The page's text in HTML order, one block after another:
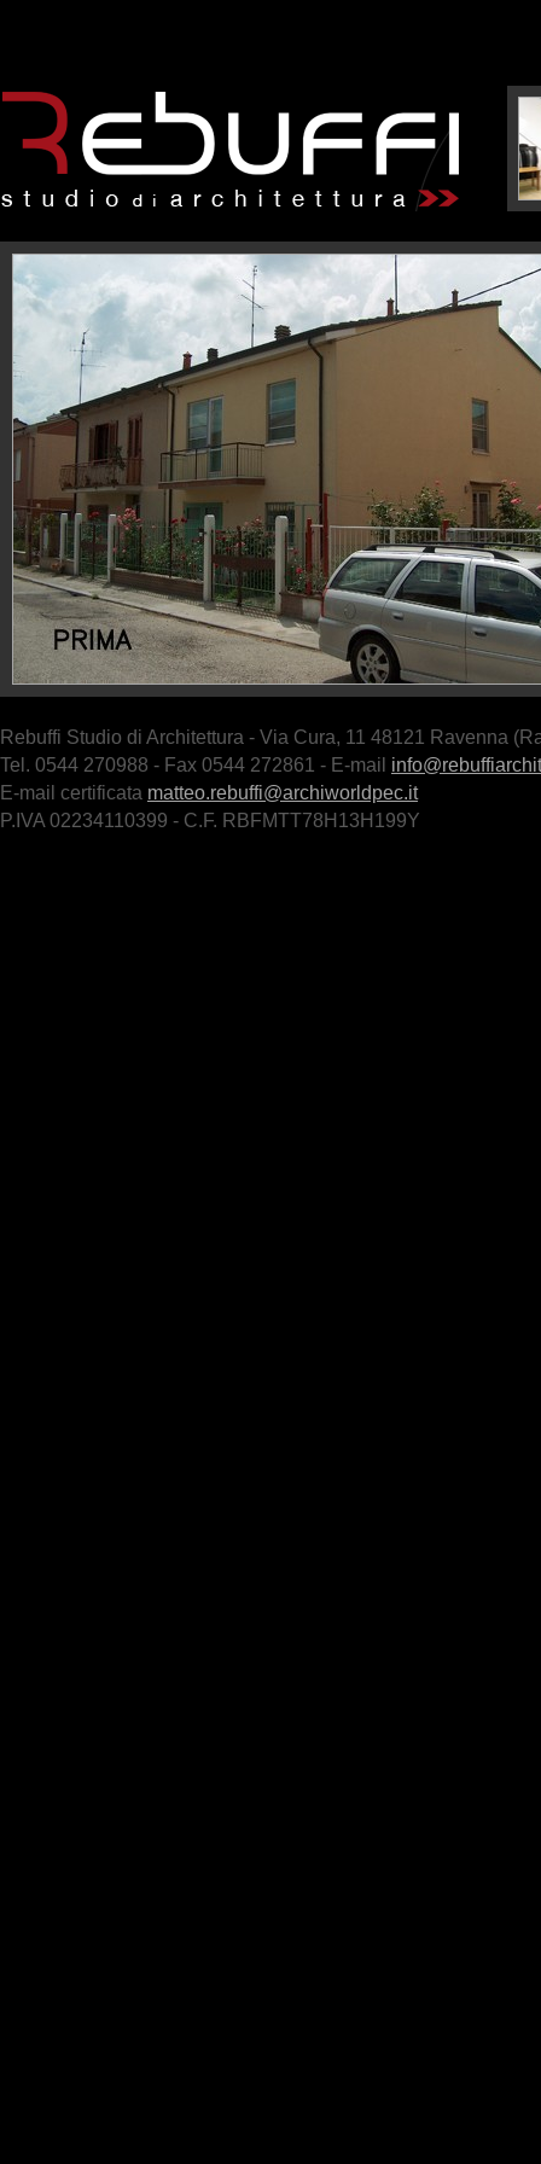
Rebuffi Studio di Architettura - Via Cura, 11 48121 Ravenna
Tel. 0544 270988 - Fax 0544 272861 - E-mail
E-mail certificata matteo.rebuffi@archiworldpec.it
P.IVA 02234110399 - C.F. RBFMTT78H13H199Y